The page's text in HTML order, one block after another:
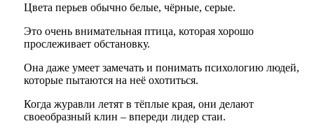
Цвета перьев обычно белые, чёрные, серые.
Это очень внимательная птица, которая хорошо
прослеживает обстановку.
Она даже умеет замечать и понимать психологию людей,
которые пытаются на неё охотиться.
Когда журавли летят в тёплые края, они делают
своеобразный клин – впереди лидер стаи.